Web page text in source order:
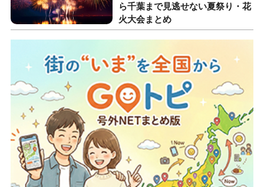
ら千葉まで見逃せない夏祭り・花
火大会まとめ